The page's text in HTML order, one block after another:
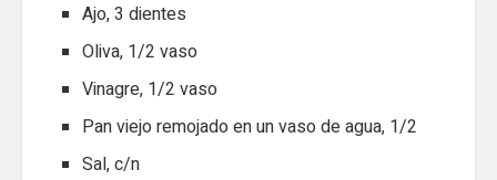
Ajo, 3 dientes
Oliva, 1/2 vaso
Vinagre, 1/2 vaso
Pan viejo remojado en un vaso de agua, 1/2
Sal, c/n